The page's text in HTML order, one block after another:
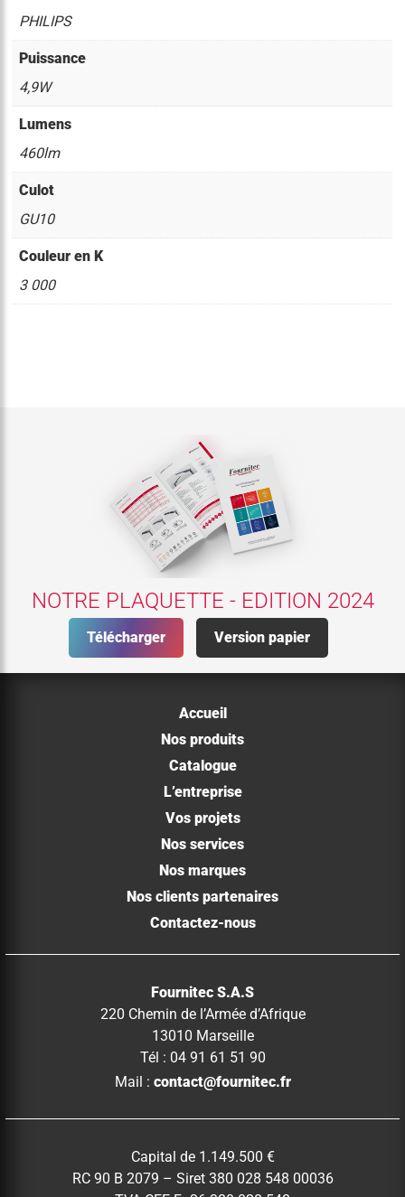
PHILIPS
Puissance
4,9W
Lumens
460lm
Culot
GU10
Couleur en K
3 000
NOTRE PLAQUETTE - EDITION 2024
Télécharger Version papier
Accueil
Nos produits
Catalogue
L’entreprise
Vos projets
Nos services
Nos marques
Nos clients partenaires
Contactez-nous
Fournitec S.A.S
220 Chemin de l’Armée d’Afrique
13010 Marseille
Tél : 04 91 61 51 90
Mail : contact@fournitec.fr
Capital de 1.149.500 €
RC 90 B 2079 – Siret 380 028 548 00036